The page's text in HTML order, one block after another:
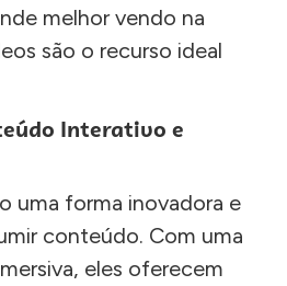
melhor vendo na
são o recurso ideal
Interativo e
uma forma inovadora e
conteúdo. Com uma
eles oferecem